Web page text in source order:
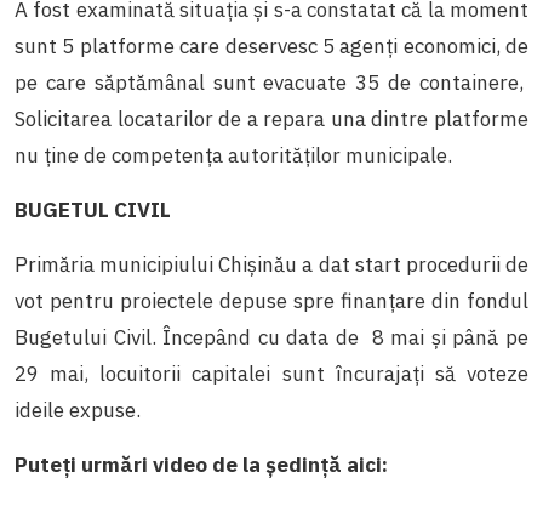
A fost examinată situaţia şi s-a constatat că la moment
sunt 5 platforme care deservesc 5 agenţi economici, de
pe care săptămânal sunt evacuate 35 de containere,
Solicitarea locatarilor de a repara una dintre platforme
nu ţine de competenţa autorităţilor municipale.
BUGETUL CIVIL
Primăria municipiului Chișinău a dat start procedurii de
vot pentru proiectele depuse spre finanţare din fondul
Bugetului Civil. Începând cu data de 8 mai şi până pe
29 mai, locuitorii capitalei sunt încurajaţi să voteze
ideile expuse.
Puteți urmări video de la ședință aici: